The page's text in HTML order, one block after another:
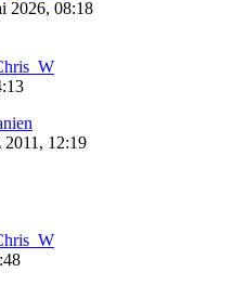
2026, 08:18
12:19